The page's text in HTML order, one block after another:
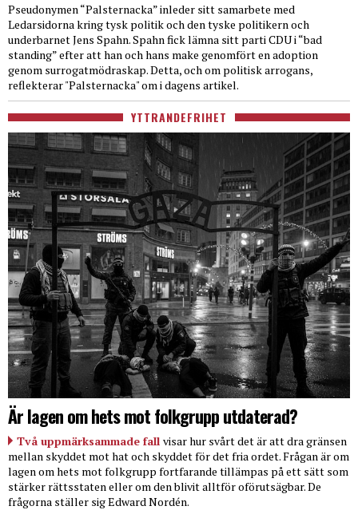
Pseudonymen “Palsternacka” inleder sitt samarbete med
Ledarsidorna kring tysk politik och den tyske politikern och
underbarnet Jens Spahn. Spahn fick lämna sitt parti CDU i “bad
standing” efter att han och hans make genomfört en adoption
genom surrogatmödraskap. Detta, och om politisk arrogans,
reflekterar "Palsternacka" om i dagens artikel.
YTTRANDEFRIHET
Är lagen om hets mot folkgrupp utdaterad?
Två uppmärksammade fall visar hur svårt det är att dra gränsen
mellan skyddet mot hat och skyddet för det fria ordet. Frågan är om
lagen om hets mot folkgrupp fortfarande tillämpas på ett sätt som
stärker rättsstaten eller om den blivit alltför oförutsägbar. De
frågorna ställer sig Edward Nordén.